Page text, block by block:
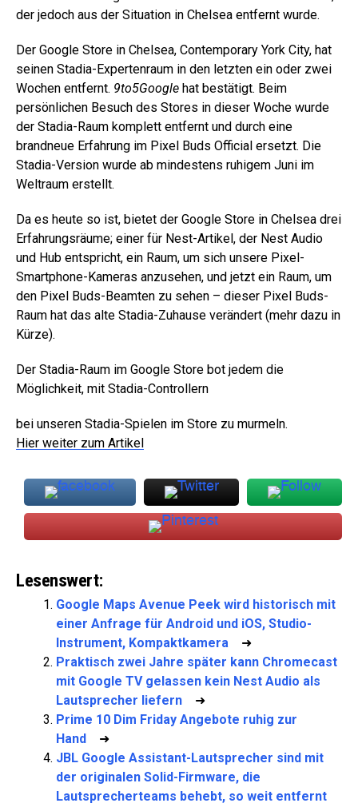
der jedoch aus der Situation in Chelsea entfernt wurde.
Der Google Store in Chelsea, Contemporary York City, hat
seinen Stadia-Expertenraum in den letzten ein oder zwei
Wochen entfernt. 9to5Google hat bestätigt. Beim
persönlichen Besuch des Stores in dieser Woche wurde
der Stadia-Raum komplett entfernt und durch eine
brandneue Erfahrung im Pixel Buds Official ersetzt. Die
Stadia-Version wurde ab mindestens ruhigem Juni im
Weltraum erstellt.
Da es heute so ist, bietet der Google Store in Chelsea drei
Erfahrungsräume; einer für Nest-Artikel, der Nest Audio
und Hub entspricht, ein Raum, um sich unsere Pixel-
Smartphone-Kameras anzusehen, und jetzt ein Raum, um
den Pixel Buds-Beamten zu sehen – dieser Pixel Buds-
Raum hat das alte Stadia-Zuhause verändert (mehr dazu in
Kürze).
Der Stadia-Raum im Google Store bot jedem die
Möglichkeit, mit Stadia-Controllern
bei unseren Stadia-Spielen im Store zu murmeln.
Hier weiter zum Artikel
Lesenswert:
Google Maps Avenue Peek wird historisch mit
einer Anfrage für Android und iOS, Studio-
Instrument, Kompaktkamera ➜
Praktisch zwei Jahre später kann Chromecast
mit Google TV gelassen kein Nest Audio als
Lautsprecher liefern ➜
Prime 10 Dim Friday Angebote ruhig zur
Hand ➜
JBL Google Assistant-Lautsprecher sind mit
der originalen Solid-Firmware, die
Lautsprecherteams behebt, so weit entfernt